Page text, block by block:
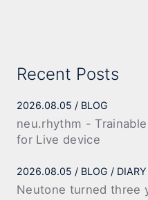
Recent Posts
2026.08.05 BLOG
neu.rhythm -
for Live device
2026.08.05 BLOG DIARY
Neutone turned three